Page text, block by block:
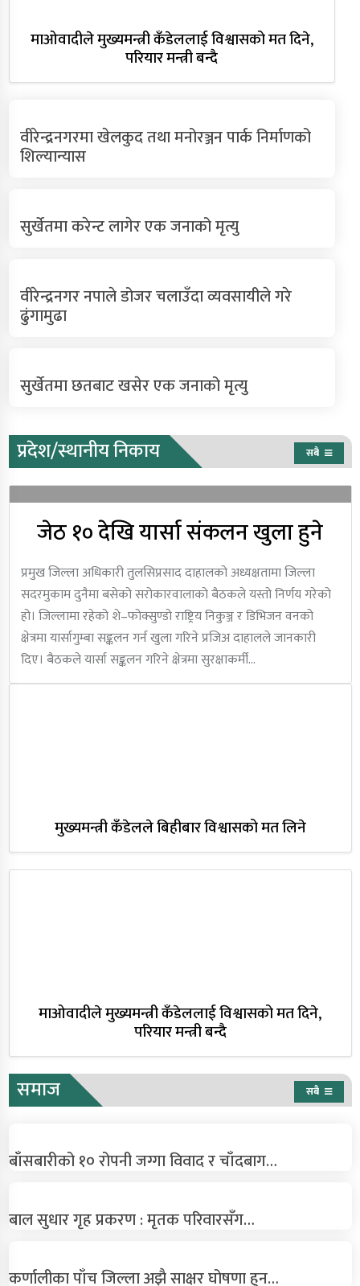
माओवादीले मुख्यमन्त्री कँडेललाई विश्वासको मत दिने,
परियार मन्त्री बन्दै
वीरेन्द्रनगरमा खेलकुद तथा मनोरञ्जन पार्क निर्माणको
शिल्यान्यास
सुर्खेतमा करेन्ट लागेर एक जनाको मृत्यु
वीरेन्द्रनगर नपाले डोजर चलाउँदा व्यवसायीले गरे
ढुंगामुढा
सुर्खेतमा छतबाट खसेर एक जनाको मृत्यु
प्रदेश/स्थानीय निकाय सबै
जेठ १० देखि यार्सा संकलन खुला हुने
प्रमुख जिल्ला अधिकारी तुलसिप्रसाद दाहालको अध्यक्षतामा जिल्ला
सदरमुकाम दुनैमा बसेको सरोकारवालाको बैठकले यस्तो निर्णय गरेको
हो। जिल्लामा रहेको शे–फोक्सुण्डो राष्ट्रिय निकुञ्ज र डिभिजन वनको
क्षेत्रमा यार्सागुम्बा सङ्कलन गर्न खुला गरिने प्रजिअ दाहालले जानकारी
दिए। बैठकले यार्सा सङ्कलन गरिने क्षेत्रमा सुरक्षाकर्मी…
मुख्यमन्त्री कँडेलले बिहीबार विश्वासको मत लिने
माओवादीले मुख्यमन्त्री कँडेललाई विश्वासको मत दिने,
परियार मन्त्री बन्दै
समाज सबै
बाँसबारीको १० रोपनी जग्गा विवाद र चाँदबाग…
बाल सुधार गृह प्रकरण : मृतक परिवारसँग…
कर्णालीका पाँच जिल्ला अझै साक्षर घोषणा हुन…